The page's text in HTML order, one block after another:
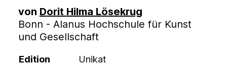
von Dorit Hilma Lösekrug
Bonn - Alanus Hochschule für Kunst
und Gesellschaft
Edition
Unikat